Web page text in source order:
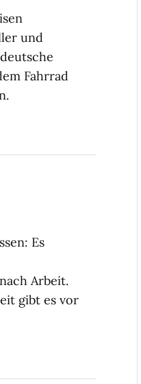
und
Fahrrad
Es
Arbeit.
gibt es vor